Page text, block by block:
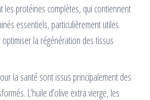
les protéines complètes, qui contiennent
essentiels, particulièrement utiles
la régénération des tissus
la santé sont issus principalement des
L’huile d’olive extra vierge, les